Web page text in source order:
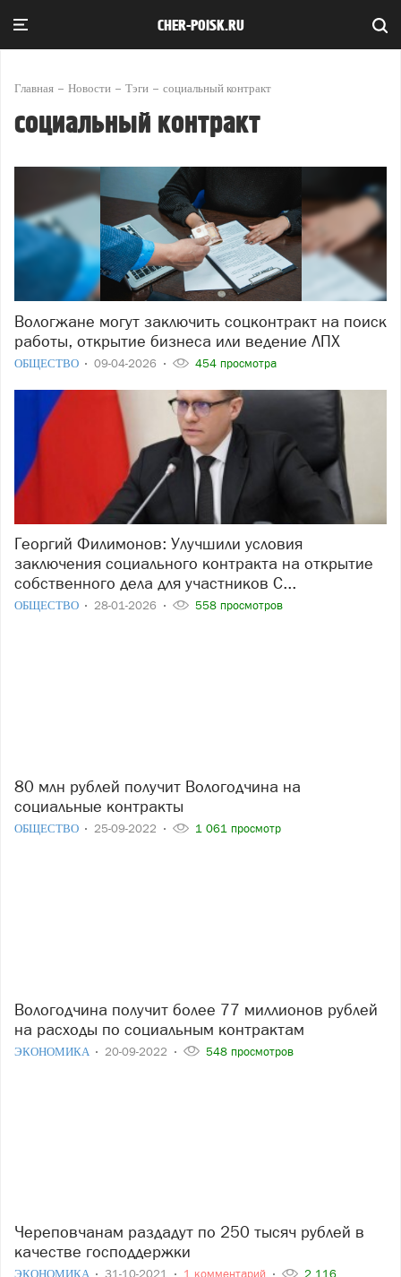
CHER-POISK.RU
Главная Новости Тэги социальный контракт
социальный контракт
Вологжане могут заключить соцконтракт на поиск
работы, открытие бизнеса или ведение ЛПХ
ОБЩЕСТВО 09-04-2026 454 просмотра
Георгий Филимонов: Улучшили условия
заключения социального контракта на открытие
собственного дела для участников С...
ОБЩЕСТВО 28-01-2026 558 просмотров
80 млн рублей получит Вологодчина на
социальные контракты
ОБЩЕСТВО 25-09-2022 1 061 просмотр
Вологодчина получит более 77 миллионов рублей
на расходы по социальным контрактам
ЭКОНОМИКА 20-09-2022 548 просмотров
Череповчанам раздадут по 250 тысяч рублей в
качестве господдержки
ЭКОНОМИКА 31-10-2021 1 комментарий
2 116